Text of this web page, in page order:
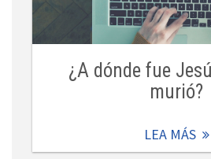
¿A dónde fue
murió?
LEA MÁS